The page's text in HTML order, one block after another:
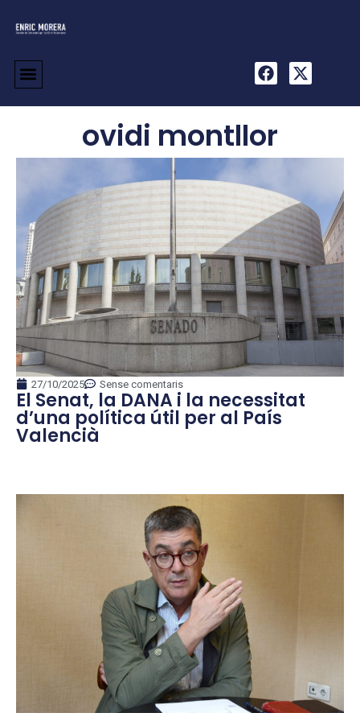
ovidi montllor
27/10/2025 Sense comentaris
El Senat, la DANA i la necessitat
d’una política útil per al País
Valencià